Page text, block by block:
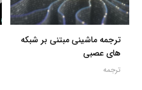
ترجمه ماشینی مبتنی بر شبکه
های عصبی
ترجمه